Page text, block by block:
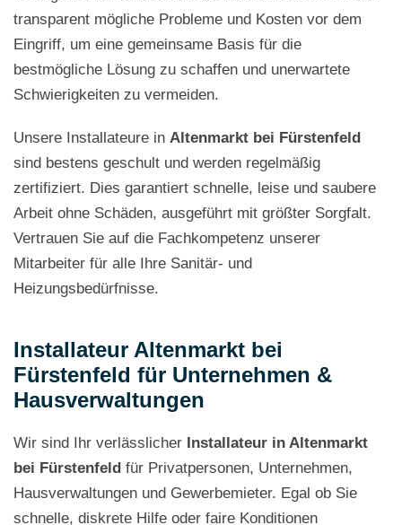
transparent mögliche Probleme und Kosten vor dem
Eingriff, um eine gemeinsame Basis für die
bestmögliche Lösung zu schaffen und unerwartete
Schwierigkeiten zu vermeiden.
Unsere Installateure in Altenmarkt bei Fürstenfeld
sind bestens geschult und werden regelmäßig
zertifiziert. Dies garantiert schnelle, leise und saubere
Arbeit ohne Schäden, ausgeführt mit größter Sorgfalt.
Vertrauen Sie auf die Fachkompetenz unserer
Mitarbeiter für alle Ihre Sanitär- und
Heizungsbedürfnisse.
Installateur Altenmarkt bei
Fürstenfeld für Unternehmen &
Hausverwaltungen
Wir sind Ihr verlässlicher Installateur in Altenmarkt
bei Fürstenfeld für Privatpersonen, Unternehmen,
Hausverwaltungen und Gewerbemieter. Egal ob Sie
schnelle, diskrete Hilfe oder faire Konditionen